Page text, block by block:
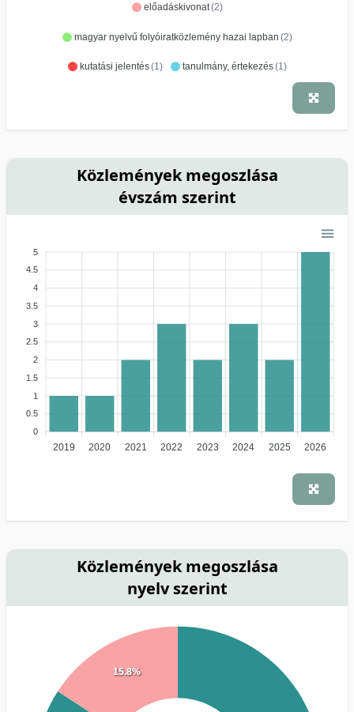
előadáskivonat(2)
magyar nyelvű folyóiratközlemény hazai lapban (2)
kutatási jelentés(1) tanulmány, értekezés(1)
Közlemények megoszlása
évszám szerint
5
4.5
4
3.5
3
2.5
2
1.5
1
0.5
0
2019 2020 2021 2022 2023 2024 2025 2026
Közlemények megoszlása
nyelv szerint
15.8%